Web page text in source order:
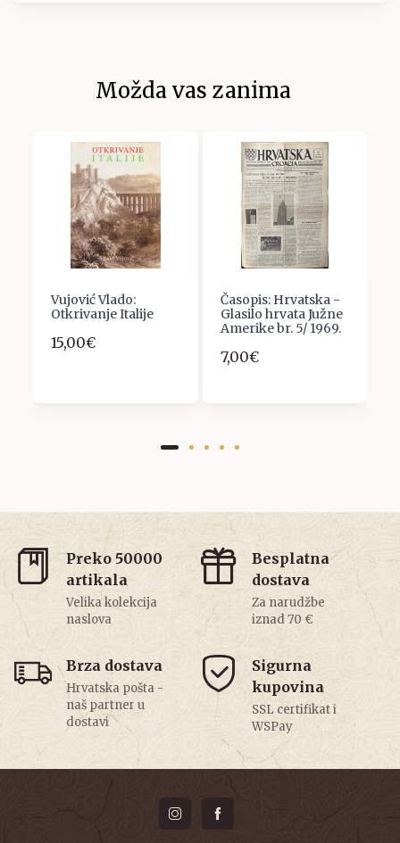
Možda vas zanima
Vujović Vlado:
Otkrivanje Italije
15,00€
Časopis: Hrvatska -
Glasilo hrvata Južne
Amerike br. 5/ 1969.
7,00€
Preko 50000
artikala
Velika kolekcija
naslova
Besplatna
dostava
Za narudžbe
iznad 70 €
Brza dostava
Hrvatska pošta -
naš partner u
dostavi
Sigurna
kupovina
SSL certifikat i
WSPay